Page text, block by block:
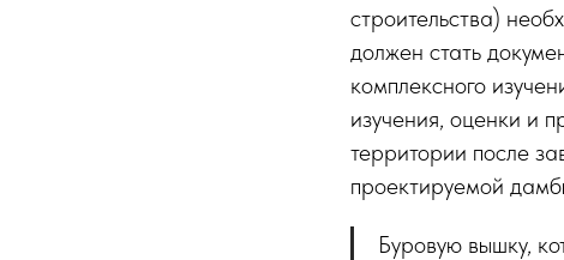
строительства)
должен стать
комплексного
изучения, оценки и
территории после
проектируемой
Буровую вышку,